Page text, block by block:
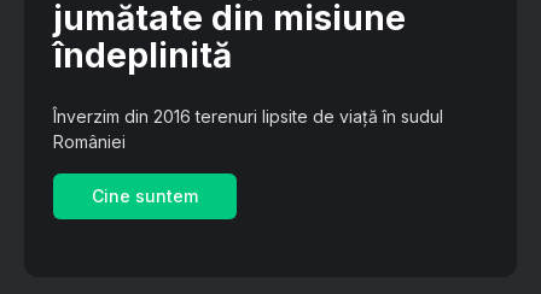
jumătate din misiune
îndeplinită
Înverzim din 2016 terenuri lipsite de viață în sudul
României
Cine suntem